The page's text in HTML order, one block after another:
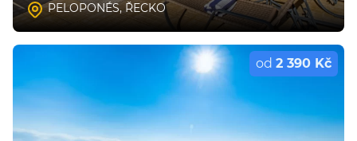
PELOPONÉS,ŘECKO
od 2 390 Kč